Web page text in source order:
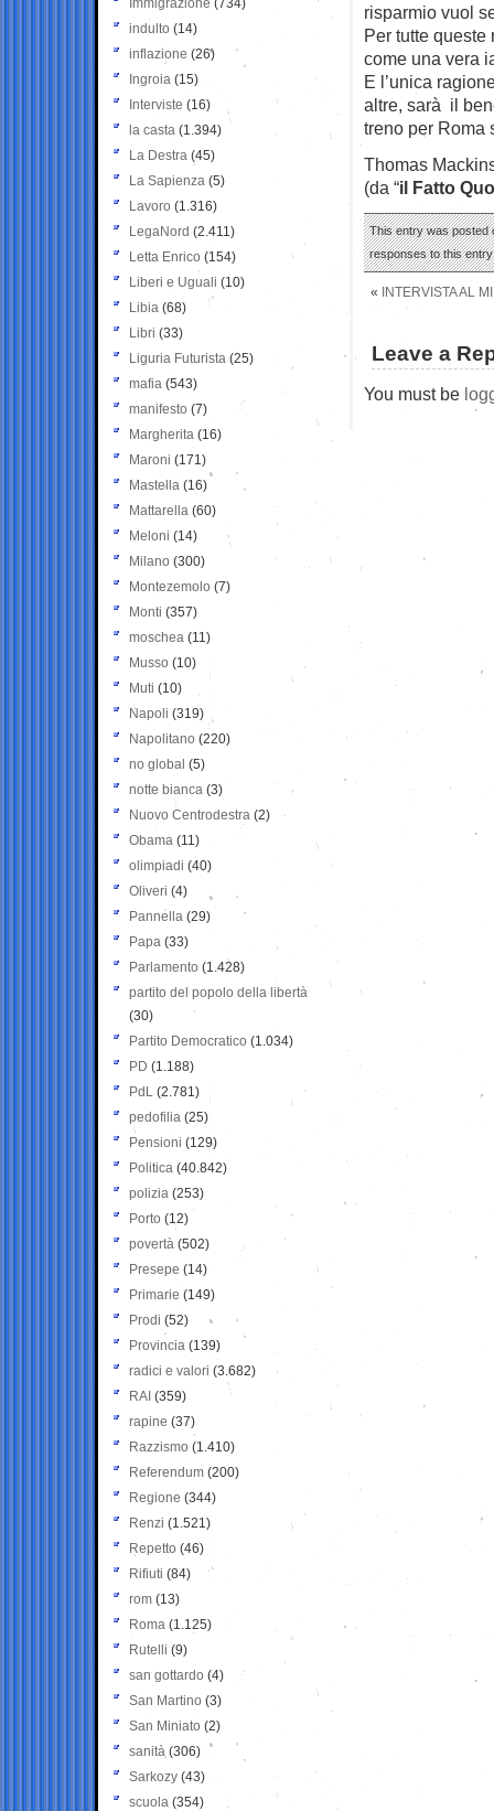
risparmio vuol
Per tutte
come una vera
E l’unica
altre, sarà il
treno per Roma
Thomas
(da “il Fatto
This entry was posted
responses to this
« INTERVISTA AL
Leave a
You must be
Immigrazione (734)
indulto (14)
inflazione (26)
Ingroia (15)
Interviste (16)
la casta (1.394)
La Destra (45)
La Sapienza (5)
Lavoro (1.316)
LegaNord (2.411)
Letta Enrico (154)
Liberi e Uguali (10)
Libia (68)
Libri (33)
Liguria Futurista (25)
mafia (543)
manifesto (7)
Margherita (16)
Maroni (171)
Mastella (16)
Mattarella (60)
Meloni (14)
Milano (300)
Montezemolo (7)
Monti (357)
moschea (11)
Musso (10)
Muti (10)
Napoli (319)
Napolitano (220)
no global (5)
notte bianca (3)
Nuovo Centrodestra (2)
Obama (11)
olimpiadi (40)
Oliveri (4)
Pannella (29)
Papa (33)
Parlamento (1.428)
partito del popolo della libertà
(30)
Partito Democratico (1.034)
PD (1.188)
PdL (2.781)
pedofilia (25)
Pensioni (129)
Politica (40.842)
polizia (253)
Porto (12)
povertà (502)
Presepe (14)
Primarie (149)
Prodi (52)
Provincia (139)
radici e valori (3.682)
RAI (359)
rapine (37)
Razzismo (1.410)
Referendum (200)
Regione (344)
Renzi (1.521)
Repetto (46)
Rifiuti (84)
rom (13)
Roma (1.125)
Rutelli (9)
san gottardo (4)
San Martino (3)
San Miniato (2)
sanità (306)
Sarkozy (43)
scuola (354)